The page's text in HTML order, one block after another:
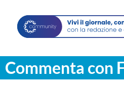
Commenta con